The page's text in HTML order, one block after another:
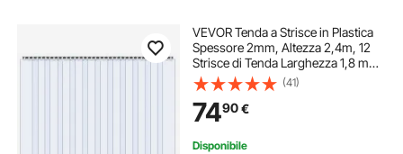
VEVOR Tenda a Strisce in Plastica
Spessore 2mm, Altezza 2,4m, 12
Strisce di Tenda Larghezza 1,8 m
per Isolamento per Congelatori
Magazzini Garage, Tenda in
Plastica Impermeabile per Porte
(41)
7490€
Disponibile